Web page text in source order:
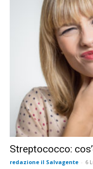
Streptococco:
redazione il Salvagente - 6